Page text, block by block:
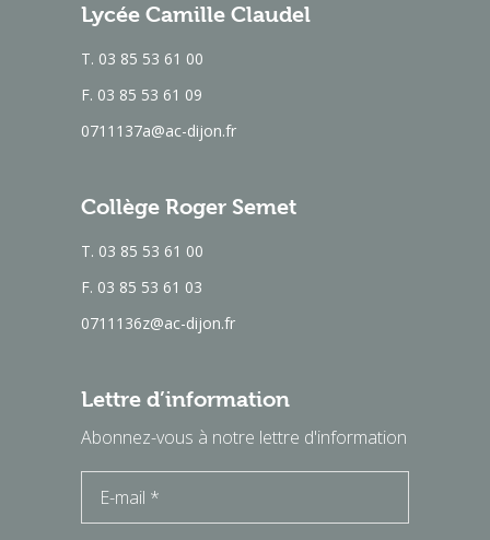
Lycée Camille Claudel
T. 03 85 53 61 00
F. 03 85 53 61 09
0711137a@ac-dijon.fr
Collège Roger Semet
T. 03 85 53 61 00
F. 03 85 53 61 03
0711136z@ac-dijon.fr
Lettre d’information
Abonnez-vous à notre lettre d'information